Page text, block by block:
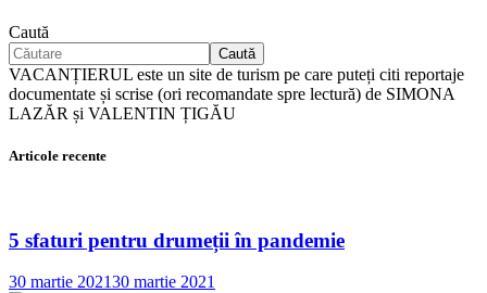
Caută
Caută
VACANȚIERUL este un site de turism pe care puteți citi reportaje
documentate și scrise (ori recomandate spre lectură) de SIMONA
LAZĂR și VALENTIN ȚIGĂU
Articole recente
5 sfaturi pentru drumeții în pandemie
30 martie 202130 martie 2021